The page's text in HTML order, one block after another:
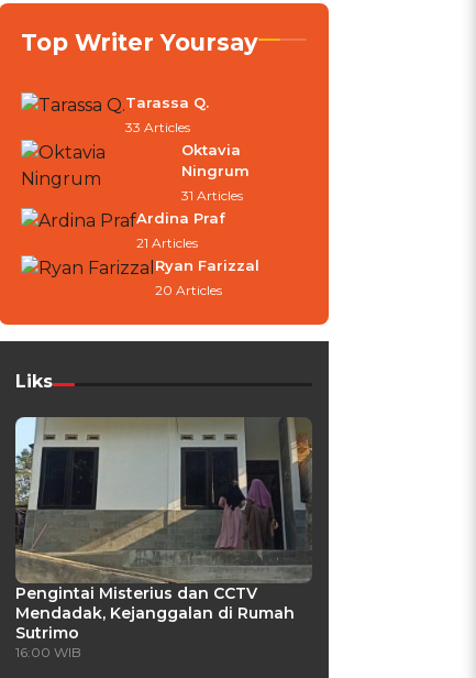
Top Writer Yoursay
Tarassa Q.
33 Articles
Oktavia
Ningrum
31 Articles
Ardina Praf
21 Articles
Ryan Farizzal
20 Articles
Liks
Pengintai Misterius dan CCTV
Mendadak, Kejanggalan di Rumah
Sutrimo
16:00 WIB